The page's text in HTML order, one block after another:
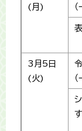
(月)
3月5日
(火)